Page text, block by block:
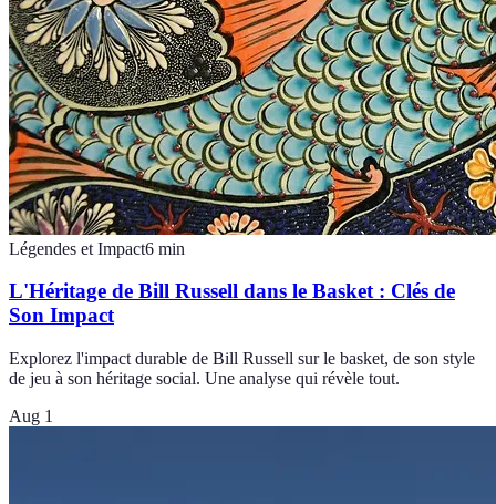
Légendes et Impact6 min
L'Héritage de Bill Russell dans le Basket : Clés de
Son Impact
Explorez l'impact durable de Bill Russell sur le basket, de son style
de jeu à son héritage social. Une analyse qui révèle tout.
Aug 1